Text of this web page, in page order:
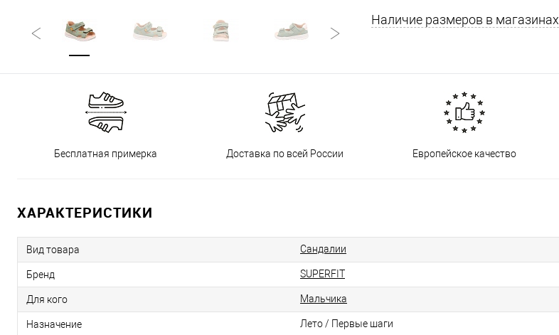
Наличие размеров в магазинах
Бесплатная примерка Доставка по всей России Европейское качество
ХАРАКТЕРИСТИКИ
Вид товара Сандалии
Бренд SUPERFIT
Для кого Мальчика
Назначение Лето / Первые шаги